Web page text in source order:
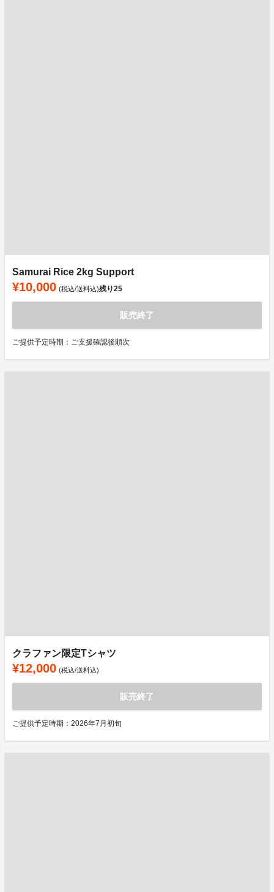
Samurai Rice 2kg Support
¥10,000 (税込/送料込)残り25
販売終了
ご提供予定時期：ご支援確認後順次
クラファン限定Tシャツ
¥12,000 (税込/送料込)
販売終了
ご提供予定時期：2026年7月初旬